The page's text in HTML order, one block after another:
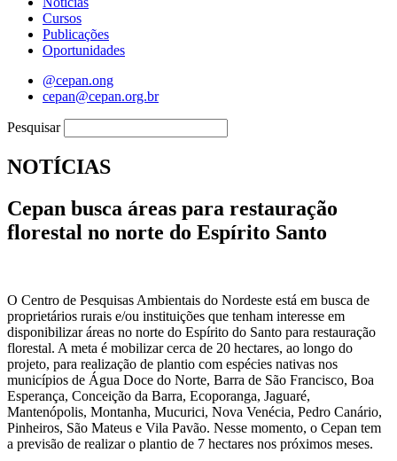
Cursos
Publicações
Oportunidades
@cepan.ong
cepan@cepan.org.br
Pesquisar
NOTÍCIAS
Cepan busca áreas para restauração
florestal no norte do Espírito Santo
O Centro de Pesquisas Ambientais do Nordeste está em busca de
proprietários rurais e/ou instituições que tenham interesse em
disponibilizar áreas no norte do Espírito do Santo para restauração
florestal. A meta é mobilizar cerca de 20 hectares, ao longo do
projeto, para realização de plantio com espécies nativas nos
municípios de Água Doce do Norte, Barra de São Francisco, Boa
Esperança, Conceição da Barra, Ecoporanga, Jaguaré,
Mantenópolis, Montanha, Mucurici, Nova Venécia, Pedro Canário,
Pinheiros, São Mateus e Vila Pavão. Nesse momento, o Cepan tem
a previsão de realizar o plantio de 7 hectares nos próximos meses.